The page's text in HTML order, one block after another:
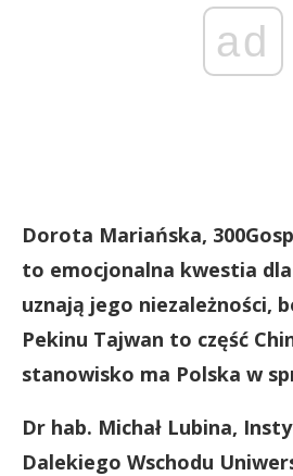
ad
Dorota Mariańska,
to emocjonalna kwestia
uznają jego niezależności,
Pekinu Tajwan to część
stanowisko ma Polska w
Dr hab. Michał Lubina,
Dalekiego Wschodu